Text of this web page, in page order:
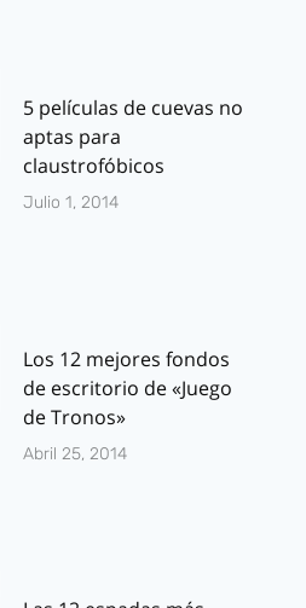
5 películas de cuevas no
aptas para
claustrofóbicos
Julio 1, 2014
Los 12 mejores fondos
de escritorio de «Juego
de Tronos»
Abril 25, 2014